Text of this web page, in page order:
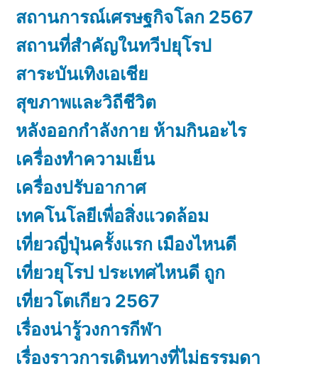
สถานการณ์เศรษฐกิจโลก 2567
สถานที่สำคัญในทวีปยุโรป
สาระบันเทิงเอเชีย
สุขภาพและวิถีชีวิต
หลังออกกําลังกาย ห้ามกินอะไร
เครื่องทำความเย็น
เครื่องปรับอากาศ
เทคโนโลยีเพื่อสิ่งแวดล้อม
เที่ยวญี่ปุ่นครั้งแรก เมืองไหนดี
เที่ยวยุโรป ประเทศไหนดี ถูก
เที่ยวโตเกียว 2567
เรื่องน่ารู้วงการกีฬา
เรื่องราวการเดินทางที่ไม่ธรรมดา